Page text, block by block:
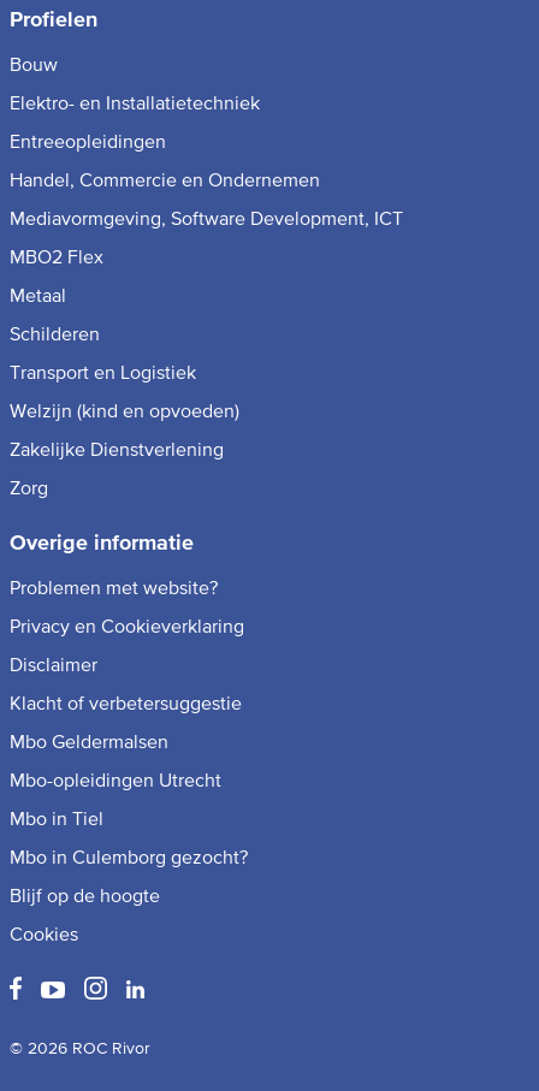
Profielen
Bouw
Elektro- en Installatietechniek
Entreeopleidingen
Handel, Commercie en Ondernemen
Mediavormgeving, Software Development, ICT
MBO2 Flex
Metaal
Schilderen
Transport en Logistiek
Welzijn (kind en opvoeden)
Zakelijke Dienstverlening
Zorg
Overige informatie
Problemen met website?
Privacy en Cookieverklaring
Disclaimer
Klacht of verbetersuggestie
Mbo Geldermalsen
Mbo-opleidingen Utrecht
Mbo in Tiel
Mbo in Culemborg gezocht?
Blijf op de hoogte
Cookies
© 2026 ROC Rivor